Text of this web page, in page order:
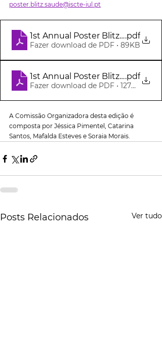
poster.blitz.saude@iscte-iul.pt
1st Annual Poster Blitz -.pdf
Fazer download de PDF • 89KB
1st Annual Poster Blitz - .pdf
Fazer download de PDF • 127KB
A Comissão Organizadora desta edição é
composta por Jéssica Pimentel, Catarina
Santos, Mafalda Esteves e Soraia Morais.
Posts Relacionados Ver tudo